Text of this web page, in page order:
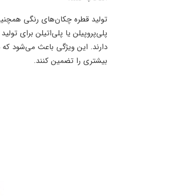
تولید قطره چکان‌های رنگی
پلی‌پروپیلن یا پلی‌اتیلن برای
دارند. این ویژگی باعث می‌شود که
بیشتری را تضمین کنند.